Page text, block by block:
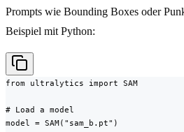
Prompts wie Bounding Boxes oder
Beispiel mit Python:
from ultralytics import SAM
# Load a model
model = SAM("sam_b.pt")